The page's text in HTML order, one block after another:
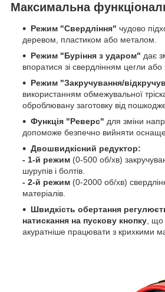
Максимальна
Режим "Свердління" чудово
деревом, пластиком або металом.
Режим "Буріння з ударом" дає
впоратися зі свердлінням цегли або
Режим "Закручування/
використанням обмежувальної
оброблювану заготовку від
Функція "Реверс" для зміни
допоможе безпечно вийняти
Двошвидкісний редуктор:
- 1-й режим (0-500 об/хв)
шурупів і болтів.
- 2-й режим (0-2000 об/хв)
матеріалів.
Швидкість обертання
натискання на пускову кнопку ,
акуратніше працювати з крихкими